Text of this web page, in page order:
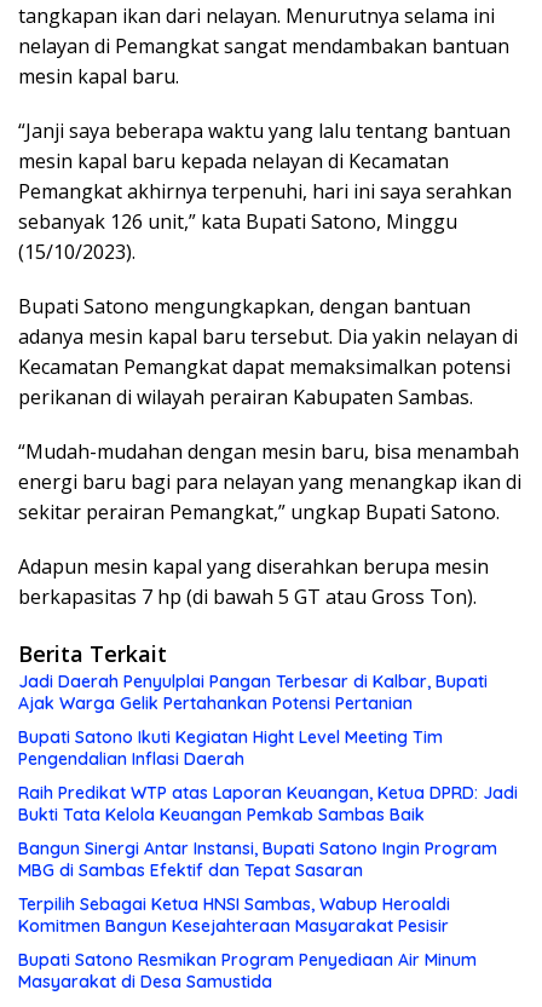
tangkapan ikan dari nelayan. Menurutnya selama ini
nelayan di Pemangkat sangat mendambakan bantuan
mesin kapal baru.
“Janji saya beberapa waktu yang lalu tentang bantuan
mesin kapal baru kepada nelayan di Kecamatan
Pemangkat akhirnya terpenuhi, hari ini saya serahkan
sebanyak 126 unit,” kata Bupati Satono, Minggu
(15/10/2023).
Bupati Satono mengungkapkan, dengan bantuan
adanya mesin kapal baru tersebut. Dia yakin nelayan di
Kecamatan Pemangkat dapat memaksimalkan potensi
perikanan di wilayah perairan Kabupaten Sambas.
“Mudah-mudahan dengan mesin baru, bisa menambah
energi baru bagi para nelayan yang menangkap ikan di
sekitar perairan Pemangkat,” ungkap Bupati Satono.
Adapun mesin kapal yang diserahkan berupa mesin
berkapasitas 7 hp (di bawah 5 GT atau Gross Ton).
Berita Terkait
Jadi Daerah Penyulplai Pangan Terbesar di Kalbar, Bupati
Ajak Warga Gelik Pertahankan Potensi Pertanian
Bupati Satono Ikuti Kegiatan Hight Level Meeting Tim
Pengendalian Inflasi Daerah
Raih Predikat WTP atas Laporan Keuangan, Ketua DPRD: Jadi
Bukti Tata Kelola Keuangan Pemkab Sambas Baik
Bangun Sinergi Antar Instansi, Bupati Satono Ingin Program
MBG di Sambas Efektif dan Tepat Sasaran
Terpilih Sebagai Ketua HNSI Sambas, Wabup Heroaldi
Komitmen Bangun Kesejahteraan Masyarakat Pesisir
Bupati Satono Resmikan Program Penyediaan Air Minum
Masyarakat di Desa Samustida